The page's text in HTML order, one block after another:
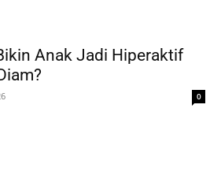
Anak Jadi Hiperaktif
0